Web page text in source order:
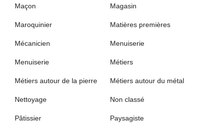
Maçon Magasin
Maroquinier Matières premières
Mécanicien Menuiserie
Menuiserie Métiers
Métiers autour de la pierre Métiers autour du métal
Nettoyage Non classé
Pâtissier Paysagiste